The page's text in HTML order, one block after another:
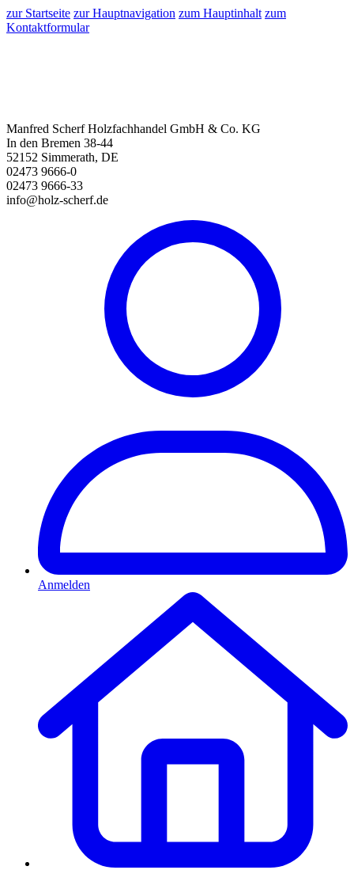
zur Startseite zur Hauptnavigation zum Hauptinhalt zum
Kontaktformular
Manfred Scherf Holzfachhandel GmbH & Co. KG
In den Bremen 38-44
52152 Simmerath, DE
02473 9666-0
02473 9666-33
info@holz-scherf.de
Anmelden